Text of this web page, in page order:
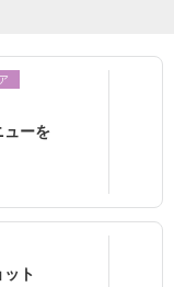
ーを
ト